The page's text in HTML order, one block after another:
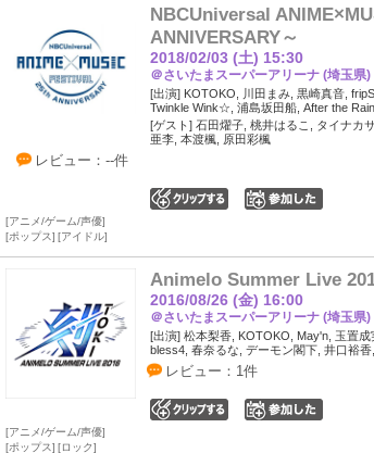
NBCUniversal
ANNIVERSARY～
2018/02/03 (土) 15:30
＠さいたまスーパーアリーナ (埼玉県)
[出演] KOTOKO, 川田まみ, 黒崎真音,
Twinkle Wink☆, 浦島坂田船, After the Rain
[ゲスト] 石田燿子, 桃井はるこ, タイナカ
亜李, 本渡楓, 原田彩楓
レビュー：--件
アニメ/ゲーム/声優
ポップス
アイドル
Animelo Summer Live
2016/08/26 (金) 16:00
＠さいたまスーパーアリーナ (埼玉県)
[出演] 松本梨香, KOTOKO, May'n, 玉置
bless4, 春奈るな, デーモン閣下, 井口裕
レビュー：1件
アニメ/ゲーム/声優
ポップス
ロック